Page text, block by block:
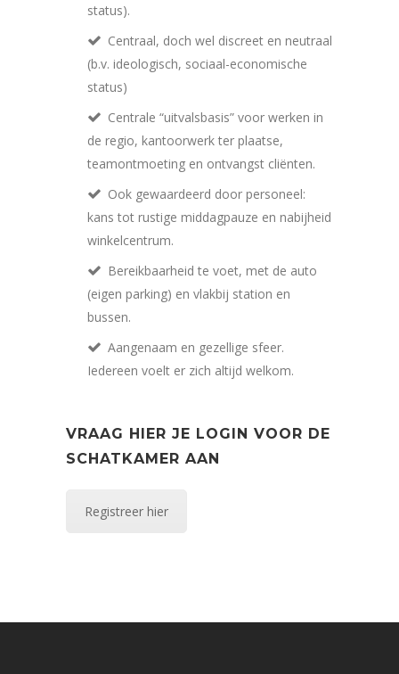
status).
Centraal, doch wel discreet en neutraal
(b.v. ideologisch, sociaal-economische
status)
Centrale “uitvalsbasis” voor werken in
de regio, kantoorwerk ter plaatse,
teamontmoeting en ontvangst cliënten.
Ook gewaardeerd door personeel:
kans tot rustige middagpauze en nabijheid
winkelcentrum.
Bereikbaarheid te voet, met de auto
(eigen parking) en vlakbij station en
bussen.
Aangenaam en gezellige sfeer.
Iedereen voelt er zich altijd welkom.
VRAAG HIER JE LOGIN VOOR DE
SCHATKAMER AAN
Registreer hier